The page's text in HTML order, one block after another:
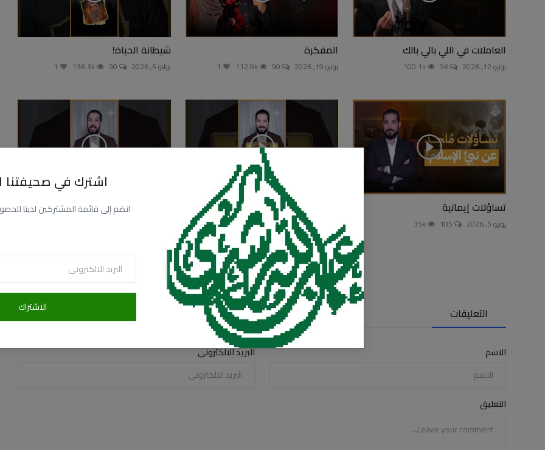
اشترك في صحيفتنا
انضم إلى قائمة المشتركين لدينا
الاشتراك
العاملات في اللي بالي بالك
يونيو 12, 2026
المفكرة
يونيو 19, 2026 90
112.9k
شيطانة الحياة!
يوليو 5, 2026 136.3k
تساؤلات إيمانية
يونيو 5, 2026
والله حرام عليك اللي بتعمله دا يا دكتور
يوليو 26, 2026 0
154.8k
كل دا علشان سواد عيون الصهاينة!؟
التعليقات
الاسم البريد الالكترونى
التعليق